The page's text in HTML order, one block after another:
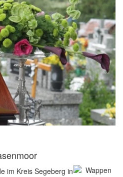
im Kreis Segeberg in